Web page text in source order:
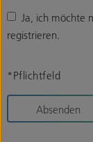
Ja, ich möchte
registrieren.
*Pflichtfeld
Absenden